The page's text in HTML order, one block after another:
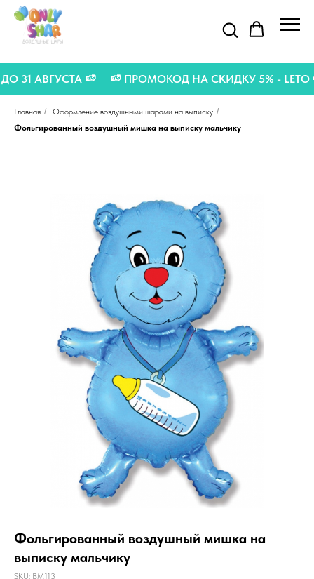
ДО 31 АВГУСТА 🍉 🍉 ПРОМОКОД НА СКИДКУ 5% -
Главная / Оформление воздушными шарами на выписку /
Фольгированный воздушный мишка на выписку мальчику
Фольгированный воздушный мишка на
выписку мальчику
SKU: ВМ113